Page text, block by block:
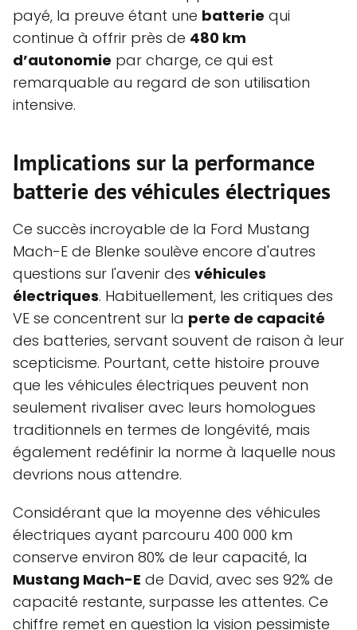
payé, la preuve étant une batterie qui
continue à offrir près de 480 km
d’autonomie par charge, ce qui est
remarquable au regard de son utilisation
intensive.
Implications sur la performance
batterie des véhicules électriques
Ce succès incroyable de la Ford Mustang
Mach-E de Blenke soulève encore d'autres
questions sur l'avenir des véhicules
électriques. Habituellement, les critiques des
VE se concentrent sur la perte de capacité
des batteries, servant souvent de raison à leur
scepticisme. Pourtant, cette histoire prouve
que les véhicules électriques peuvent non
seulement rivaliser avec leurs homologues
traditionnels en termes de longévité, mais
également redéfinir la norme à laquelle nous
devrions nous attendre.
Considérant que la moyenne des véhicules
électriques ayant parcouru 400 000 km
conserve environ 80% de leur capacité, la
Mustang Mach-E de David, avec ses 92% de
capacité restante, surpasse les attentes. Ce
chiffre remet en question la vision pessimiste